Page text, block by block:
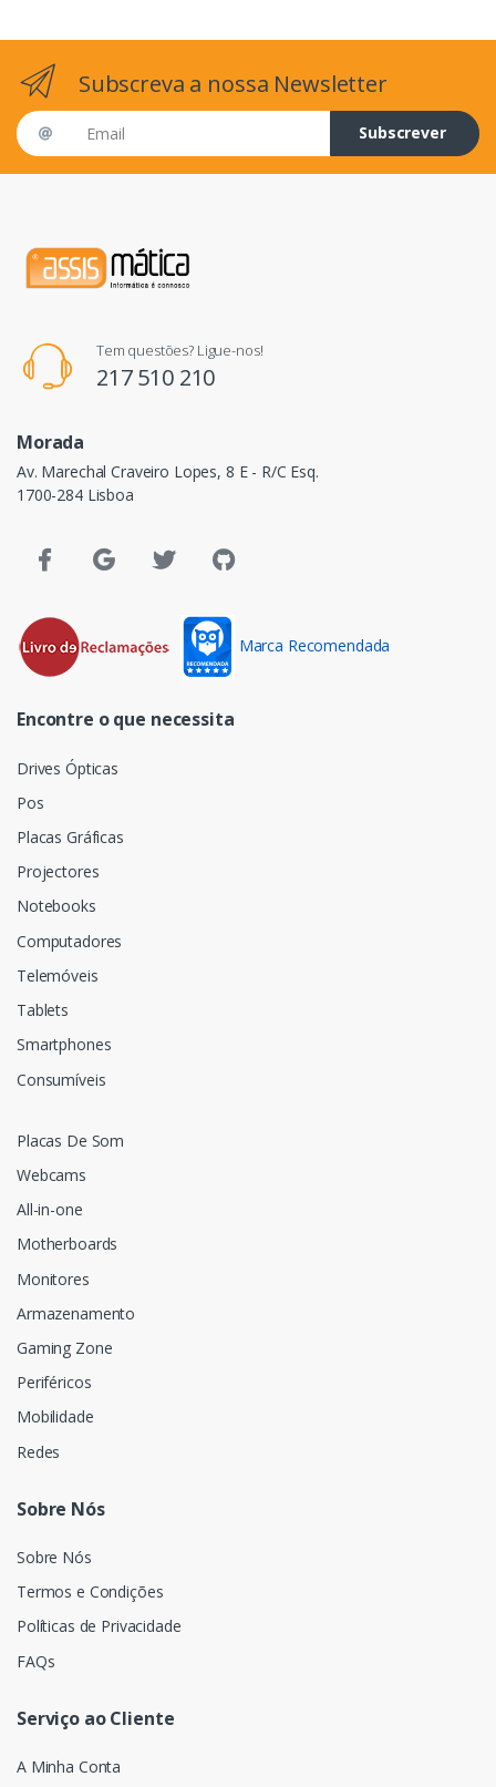
Subscreva a nossa Newsletter
Email address
Subscrever
Tem questões? Ligue-nos!
217 510 210
Morada
Av. Marechal Craveiro Lopes, 8 E - R/C Esq.
1700-284 Lisboa
Marca Recomendada
Encontre o que necessita
Drives Ópticas
Pos
Placas Gráficas
Projectores
Notebooks
Computadores
Telemóveis
Tablets
Smartphones
Consumíveis
Placas De Som
Webcams
All-in-one
Motherboards
Monitores
Armazenamento
Gaming Zone
Periféricos
Mobilidade
Redes
Sobre Nós
Sobre Nós
Termos e Condições
Políticas de Privacidade
FAQs
Serviço ao Cliente
A Minha Conta